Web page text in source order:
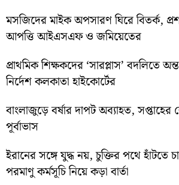
মসজিদের মাইক অপসারণ ঘিরে বিতর্ক,
আপত্তি আইএসএফ ও জমিয়েতের
প্রাথমিক শিক্ষকদের ‘সারপ্লাস’ বদলিতে
নির্দেশ কলকাতা হাইকোর্টের
বাংলাজুড়ে বর্ষার দাপট অব্যাহত, সপ্তাহের
পূর্বাভাস
ইরানের সঙ্গে যুদ্ধ নয়, চুক্তির পথে হাঁটতে
পরমাণু কর্মসূচি নিয়ে কড়া বার্তা